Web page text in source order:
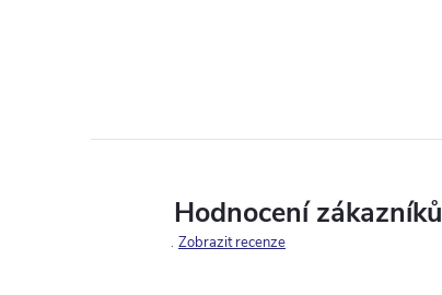
Hodnocení zákazníků
Zobrazit recenze